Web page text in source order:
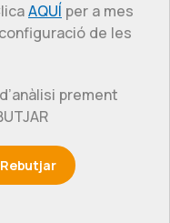
AQUÍ per a mes
de les
prement
Rebutjar